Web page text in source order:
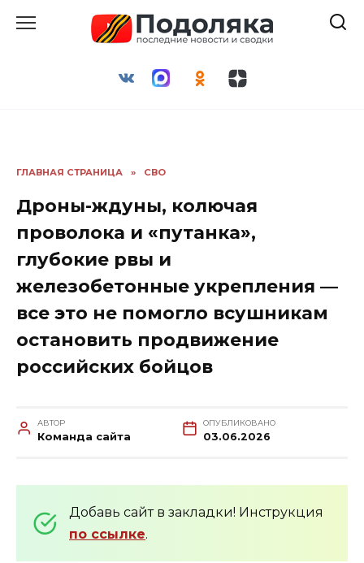
ГЛАВНАЯ СТРАНИЦА » СВО
Дроны-ждуны, колючая
проволока и «путанка»,
глубокие рвы и
железобетонные укрепления —
все это не помогло всушникам
остановить продвижение
российских бойцов
АВТОР
Команда сайта
ОПУБЛИКОВАНО
03.06.2026
Добавь сайт в закладки! Инструкция
по ссылке.